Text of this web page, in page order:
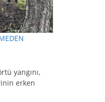
yangını,
erken